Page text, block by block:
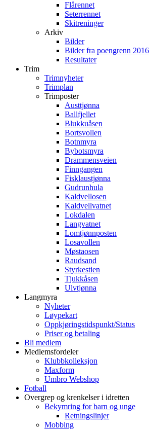
Flårennet
Seterrennet
Skitreninger
Arkiv
Bilder
Bilder fra poengrenn 2016
Resultater
Trim
Trimnyheter
Trimplan
Trimposter
Austtjønna
Ballfjellet
Blukkuåsen
Bortsvollen
Botnmyra
Bybotsmyra
Drammensveien
Finngangen
Fisklaustjønna
Gudrunhula
Kaldvellosen
Kaldvellvatnet
Lokdalen
Langvatnet
Lomtjønnposten
Losavollen
Møstaosen
Raudsand
Styrkestien
Tjukkåsen
Ulvtjønna
Langmyra
Nyheter
Løypekart
Oppkjøringstidspunkt/Status
Priser og betaling
Bli medlem
Medlemsfordeler
Klubbkolleksjon
Maxform
Umbro Webshop
Fotball
Overgrep og krenkelser i idretten
Bekymring for barn og unge
Retningslinjer
Mobbing